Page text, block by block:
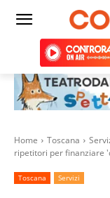
Home Toscana
ripetitori per finanziare
Toscana Servizi